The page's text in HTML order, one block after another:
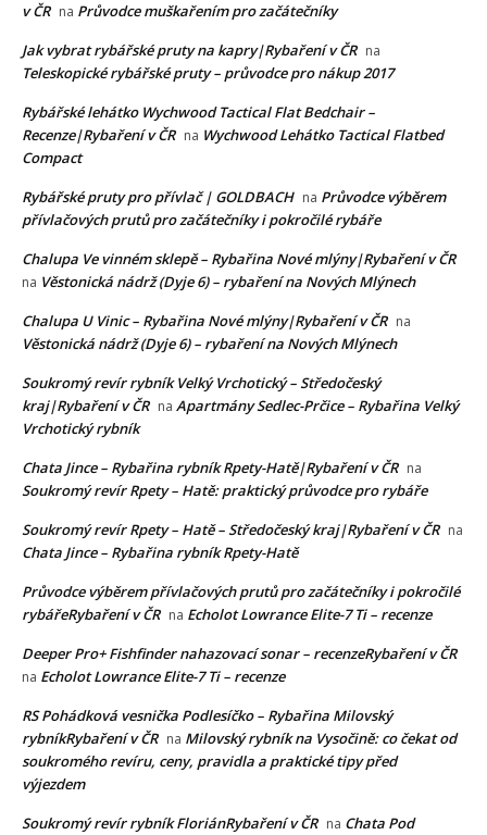
v ČR na Průvodce muškařením pro začátečníky
Jak vybrat rybářské pruty na kapry|Rybaření v ČR na
Teleskopické rybářské pruty – průvodce pro nákup 2017
Rybářské lehátko Wychwood Tactical Flat Bedchair –
Recenze|Rybaření v ČR na Wychwood Lehátko Tactical Flatbed
Compact
Rybářské pruty pro přívlač | GOLDBACH na Průvodce výběrem
přívlačových prutů pro začátečníky i pokročilé rybáře
Chalupa Ve vinném sklepě – Rybařina Nové mlýny|Rybaření v ČR
na Věstonická nádrž (Dyje 6) – rybaření na Nových Mlýnech
Chalupa U Vinic – Rybařina Nové mlýny|Rybaření v ČR na
Věstonická nádrž (Dyje 6) – rybaření na Nových Mlýnech
Soukromý revír rybník Velký Vrchotický – Středočeský
kraj|Rybaření v ČR na Apartmány Sedlec-Prčice – Rybařina Velký
Vrchotický rybník
Chata Jince – Rybařina rybník Rpety-Hatě|Rybaření v ČR na
Soukromý revír Rpety – Hatě: praktický průvodce pro rybáře
Soukromý revír Rpety – Hatě – Středočeský kraj|Rybaření v ČR na
Chata Jince – Rybařina rybník Rpety-Hatě
Průvodce výběrem přívlačových prutů pro začátečníky i pokročilé
rybářeRybaření v ČR na Echolot Lowrance Elite-7 Ti – recenze
Deeper Pro+ Fishfinder nahazovací sonar – recenzeRybaření v ČR
na Echolot Lowrance Elite-7 Ti – recenze
RS Pohádková vesnička Podlesíčko – Rybařina Milovský
rybníkRybaření v ČR na Milovský rybník na Vysočině: co čekat od
soukromého revíru, ceny, pravidla a praktické tipy před
výjezdem
Soukromý revír rybník FloriánRybaření v ČR na Chata Pod